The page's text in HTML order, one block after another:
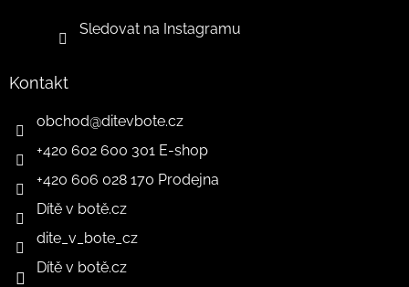
Sledovat na Instagramu
Kontakt
obchod@ditevbote.cz
+420 602 600 301 E-shop
+420 606 028 170 Prodejna
Dítě v botě.cz
dite_v_bote_cz
Dítě v botě.cz